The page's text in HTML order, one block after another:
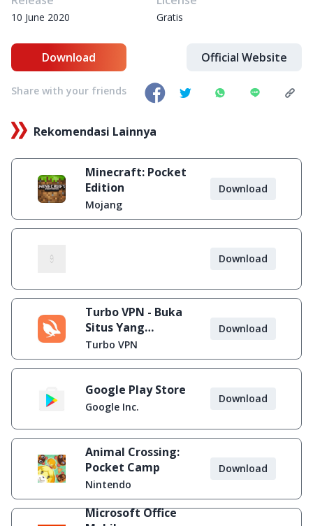
10 June 2020 Gratis
Download Official Website
Share with your friends
Rekomendasi Lainnya
Minecraft: Pocket
Edition
Mojang
Download
Download
Turbo VPN - Buka
Situs Yang
Diblokir
Turbo VPN
Download
Google Play Store
Google Inc.
Download
Animal Crossing:
Pocket Camp
Nintendo
Download
Microsoft Office